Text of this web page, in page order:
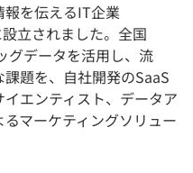
を伝えるIT企業
立されました。全国
グデータを活用し、流
題を、自社開発のSaaS
エンティスト、データア
マーケティングソリュー